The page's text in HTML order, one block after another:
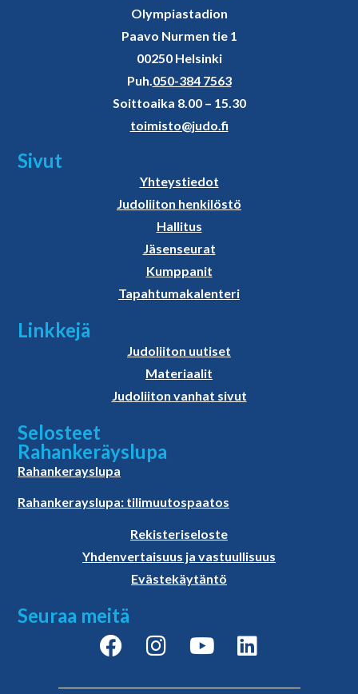
Olympiastadion
Paavo Nurmen tie 1
00250 Helsinki
Puh.050-384 7563
Soittoaika 8.00 – 15.30
toimisto@judo.fi
Sivut
Yhteystiedot
Judoliiton henkilöstö
Hallitus
Jäsenseurat
Kumppanit
Tapahtumakalenteri
Linkkejä
Judoliiton uutiset
Materiaalit
Judoliiton vanhat sivut
Selosteet
Rahankeräyslupa
Rahankerayslupa
Rahankerayslupa: tilimuutospaatos
Rekisteriseloste
Yhdenvertaisuus ja vastuullisuus
Evästekäytäntö
Seuraa meitä